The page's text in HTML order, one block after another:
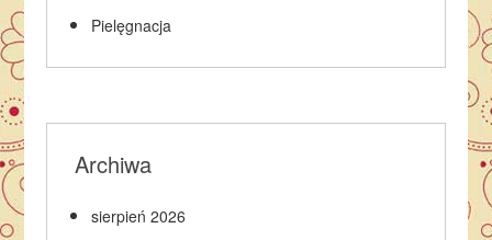
Pielęgnacja
Archiwa
sierpień 2026